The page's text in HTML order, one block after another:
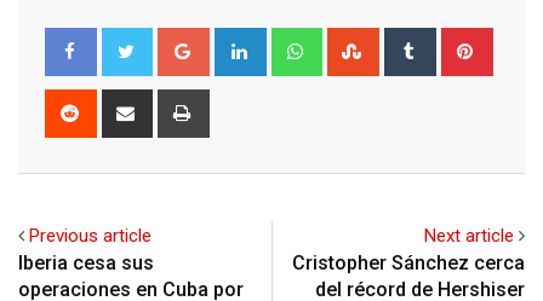
Google+ LinkedIn WhatsappStumbleUpon
Tumblr
Reddit
Share
Previous article
Iberia cesa sus
operaciones en Cuba por
Next article
Cristopher Sánchez cerca
del récord de Hershiser